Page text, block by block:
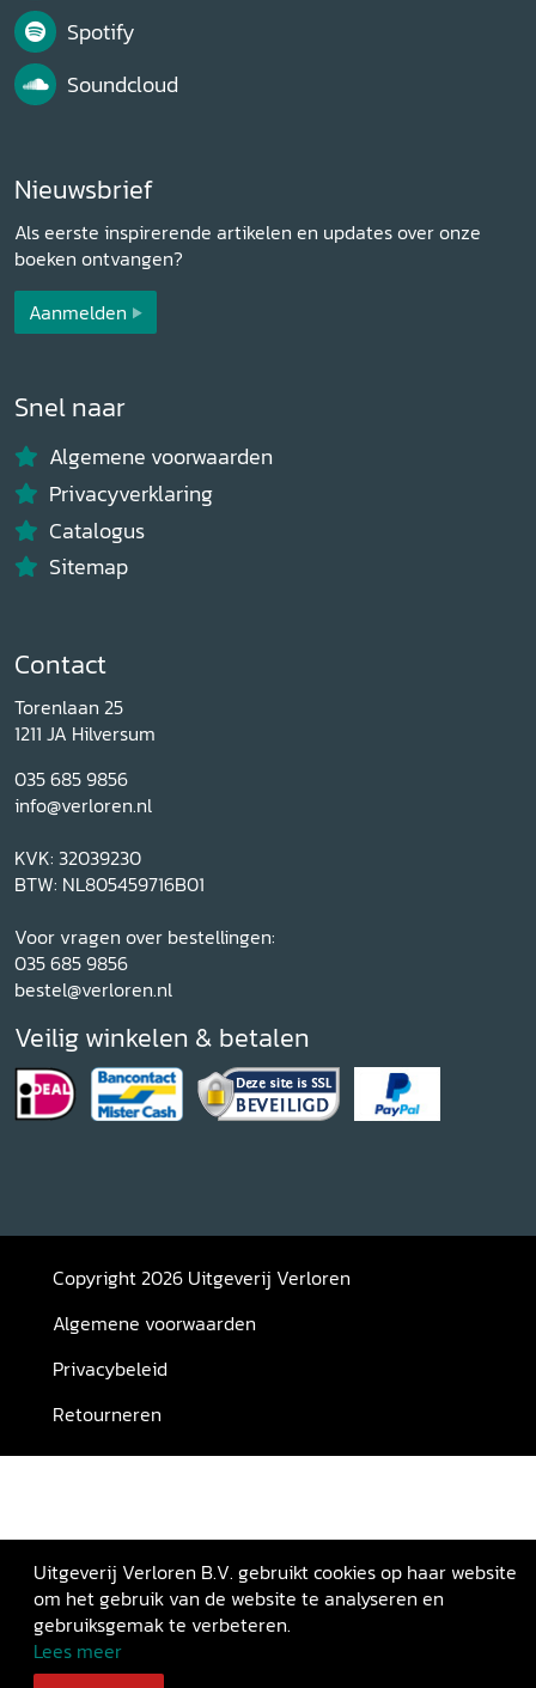
Spotify
Soundcloud
Nieuwsbrief
Als eerste inspirerende artikelen en updates over onze
boeken ontvangen?
Aanmelden
Snel naar
Algemene voorwaarden
Privacyverklaring
Catalogus
Sitemap
Contact
Torenlaan 25
1211 JA Hilversum
035 685 9856
info@verloren.nl
KVK: 32039230
BTW: NL805459716B01
Voor vragen over bestellingen:
035 685 9856
bestel@verloren.nl
Veilig winkelen & betalen
Copyright 2026 Uitgeverij Verloren
Algemene voorwaarden
Privacybeleid
Retourneren
Uitgeverij Verloren B.V. gebruikt cookies op haar website
om het gebruik van de website te analyseren en
gebruiksgemak te verbeteren.
Lees meer